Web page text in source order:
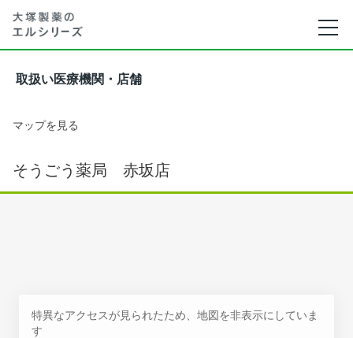
取扱い医療機関・店舗
マップを見る
そうごう薬局 赤坂店
特異なアクセスが見られたため、地図を非表示にしていま
す